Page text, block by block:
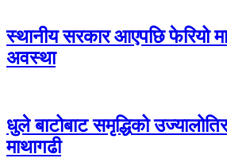
स्थानीय सरकार आएपछि फेरियो
अवस्था
धुले बाटोबाट समृद्धिको
माथागढी